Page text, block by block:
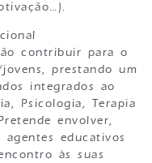
contribuir para o
prestando um
integrados ao
Psicologia, Terapia
envolver,
educativos
às suas